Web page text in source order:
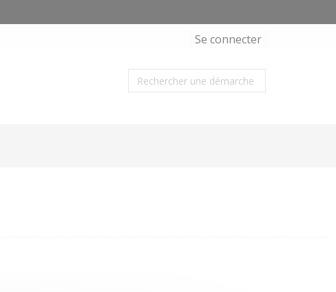
Se connecter